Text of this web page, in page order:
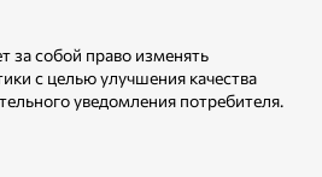
за собой право изменять
с целью улучшения качества
уведомления потребителя.